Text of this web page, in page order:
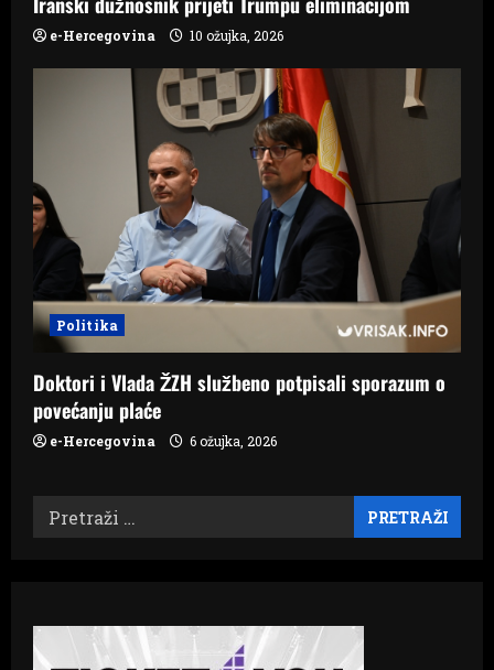
e-Hercegovina 10 ožujka, 2026
Politika
Doktori i Vlada ŽZH službeno potpisali sporazum o
povećanju plaće
e-Hercegovina 6 ožujka, 2026
Pretraži: